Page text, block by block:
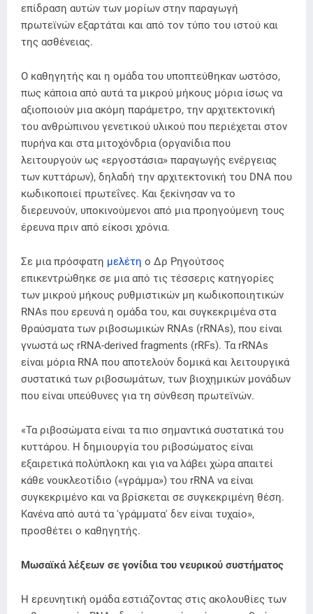
επίδραση αυτών των μορίων στην παραγωγή
πρωτεϊνών εξαρτάται και από τον τύπο του ιστού και
της ασθένειας.
Ο καθηγητής και η ομάδα του υποπτεύθηκαν ωστόσο,
πως κάποια από αυτά τα μικρού μήκους μόρια ίσως να
αξιοποιούν μια ακόμη παράμετρο, την αρχιτεκτονική
του ανθρώπινου γενετικού υλικού που περιέχεται στον
πυρήνα και στα μιτοχόνδρια (οργανίδια που
λειτουργούν ως «εργοστάσια» παραγωγής ενέργειας
των κυττάρων), δηλαδή την αρχιτεκτονική του DNA που
κωδικοποιεί πρωτεΐνες. Και ξεκίνησαν να το
διερευνούν, υποκινούμενοι από μια προηγούμενη τους
έρευνα πριν από είκοσι χρόνια.
Σε μια πρόσφατη μελέτη ο Δρ Ρηγούτσος
επικεντρώθηκε σε μια από τις τέσσερις κατηγορίες
των μικρού μήκους ρυθμιστικών μη κωδικοποιητικών
RNAs που ερευνά η ομάδα του, και συγκεκριμένα στα
θραύσματα των ριβοσωμικών RNAs (rRNAs), που είναι
γνωστά ως rRNA-derived fragments (rRFs). Τα rRNAs
είναι μόρια RNA που αποτελούν δομικά και λειτουργικά
συστατικά των ριβοσωμάτων, των βιοχημικών μονάδων
που είναι υπεύθυνες για τη σύνθεση πρωτεϊνών.
«Τα ριβοσώματα είναι τα πιο σημαντικά συστατικά του
κυττάρου. Η δημιουργία του ριβοσώματος είναι
εξαιρετικά πολύπλοκη και για να λάβει χώρα απαιτεί
κάθε νουκλεοτίδιο («γράμμα») του rRNA να είναι
συγκεκριμένο και να βρίσκεται σε συγκεκριμένη θέση.
Κανένα από αυτά τα 'γράμματα' δεν είναι τυχαίο»,
προσθέτει ο καθηγητής.
Μωσαϊκά λέξεων σε γονίδια του νευρικού συστήματος
H ερευνητική ομάδα εστιάζοντας στις ακολουθίες των